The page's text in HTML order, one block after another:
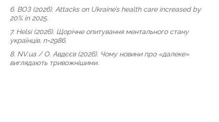
6. ВОЗ (2026). Attacks on Ukraine’s health care increased by
20% in 2025.
7. Helsi (2026). Щорічне опитування ментального стану
українців, n=2986.
8. NV.ua / О. Авдєєв (2026). Чому новини про «далеке»
виглядають тривожнішими.